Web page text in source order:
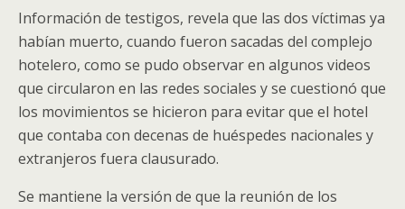
Información de testigos, revela que las dos víctimas ya
habían muerto, cuando fueron sacadas del complejo
hotelero, como se pudo observar en algunos videos
que circularon en las redes sociales y se cuestionó que
los movimientos se hicieron para evitar que el hotel
que contaba con decenas de huéspedes nacionales y
extranjeros fuera clausurado.
Se mantiene la versión de que la reunión de los